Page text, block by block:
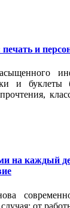
и
и буклеты
на каждый
от